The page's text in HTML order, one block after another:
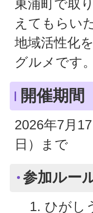
東浦町で取
えてもらい
地域活性化
グルメです。
開催期間
2026年7月
日）まで
参加ルー
ひがし